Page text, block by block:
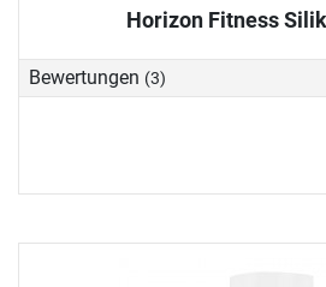
Horizon Fitness
Bewertungen (3)